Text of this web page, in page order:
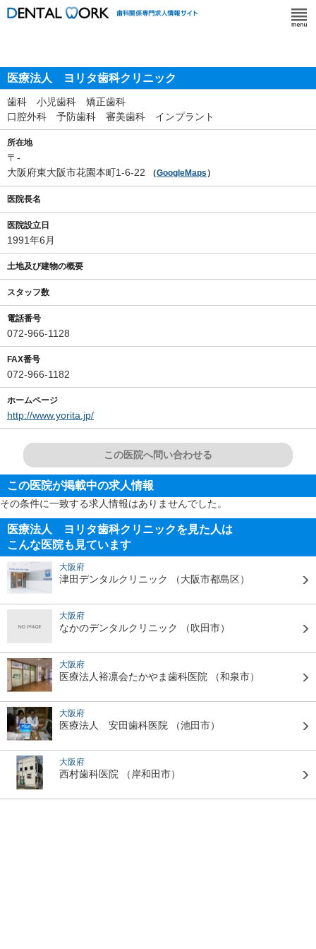
医療法人 ヨリタ歯科クリニック
歯科 小児歯科 矯正歯科
口腔外科 予防歯科 審美歯科 インプラント
所在地
〒-
大阪府東大阪市花園本町1-6-22
（GoogleMaps ）
医院長名
医院設立日
1991年6月
土地及び建物の概要
スタッフ数
電話番号
072-966-1128
FAX番号
072-966-1182
ホームページ
http://www.yorita.jp/
この医院へ問い合わせる
この医院が掲載中の求人情報
その条件に一致する求人情報はありませんでした。
医療法人 ヨリタ歯科クリニックを見た人は
こんな医院も見ています
大阪府
津田デンタルクリニック （大阪市都島区）
大阪府
なかのデンタルクリニック （吹田市）
大阪府
医療法人裕凛会たかやま歯科医院 （和泉市）
大阪府
医療法人 安田歯科医院 （池田市）
大阪府
西村歯科医院 （岸和田市）